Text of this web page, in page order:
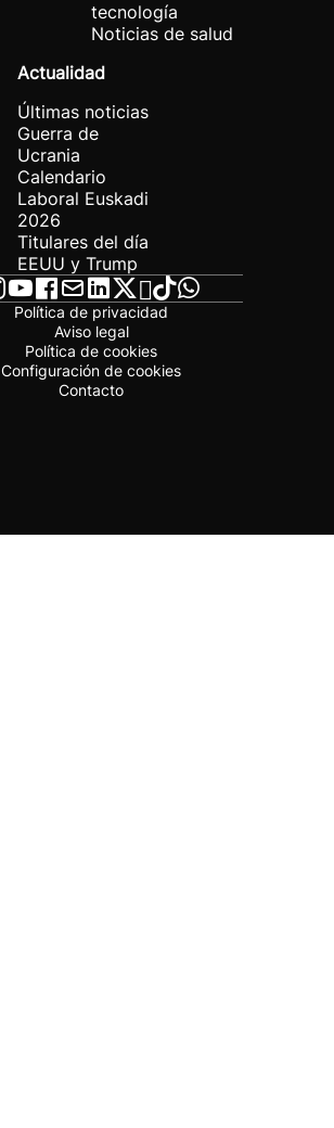
tecnología
Noticias de salud
Actualidad
Últimas noticias
Guerra de
Ucrania
Calendario
Laboral Euskadi
2026
Titulares del día
EEUU y Trump
Política de privacidad
Aviso legal
Política de cookies
Configuración de cookies
Contacto